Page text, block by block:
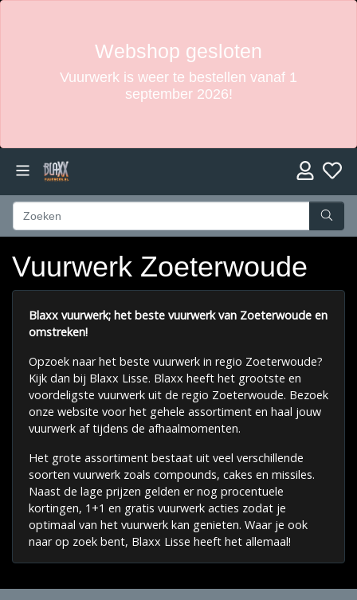
Webshop gesloten
Vuurwerk is weer te bestellen vanaf 1
september 2026!
Vuurwerk Zoeterwoude
Blaxx vuurwerk; het beste vuurwerk van Zoeterwoude en
omstreken!
Opzoek naar het beste vuurwerk in regio Zoeterwoude?
Kijk dan bij Blaxx Lisse. Blaxx heeft het grootste en
voordeligste vuurwerk uit de regio Zoeterwoude. Bezoek
onze website voor het gehele assortiment en haal jouw
vuurwerk af tijdens de afhaalmomenten.
Het grote assortiment bestaat uit veel verschillende
soorten vuurwerk zoals compounds, cakes en missiles.
Naast de lage prijzen gelden er nog procentuele
kortingen, 1+1 en gratis vuurwerk acties zodat je
optimaal van het vuurwerk kan genieten. Waar je ook
naar op zoek bent, Blaxx Lisse heeft het allemaal!